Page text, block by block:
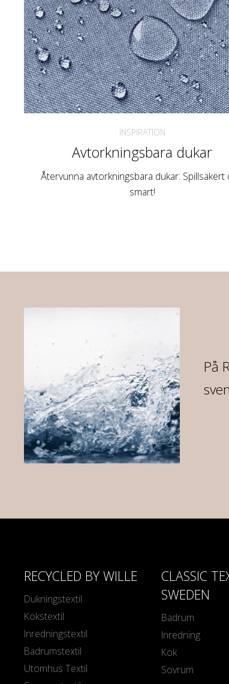
INSPIRATION
Avtorkningsbara dukar
Återvunna avtorkningsbara dukar: Spillsäkert
smart!
På
RECYCLED BY WILLE
Dukningstextil
Kökstextil
Inredningstextil
Badrumstextil
Utomhus Textil
CLASSIC
SWEDEN
Badrum
Inredning
Kök
Sovrum